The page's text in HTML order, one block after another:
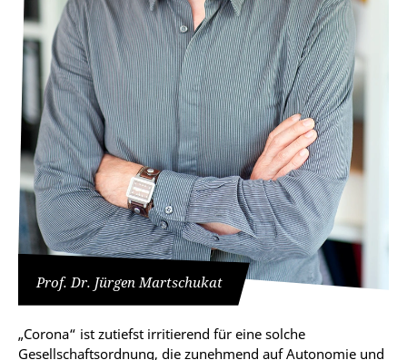
Prof. Dr. Jürgen Martschukat
„Corona“ ist zutiefst irritierend für eine solche
Gesellschaftsordnung, die zunehmend auf Autonomie und